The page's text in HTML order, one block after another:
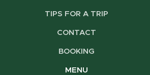
TIPS FOR A TRIP
CONTACT
BOOKING
MENU